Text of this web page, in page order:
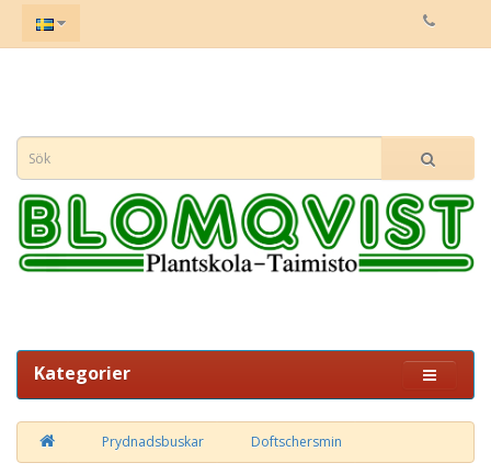
Kategorier
Prydnadsbuskar Doftschersmin